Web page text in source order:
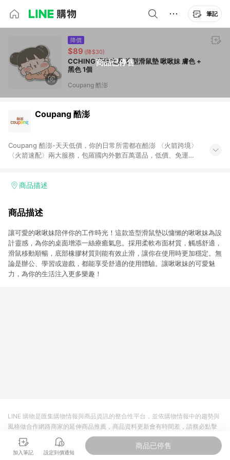
筆記
商品已停售
降價
$89 (降$30)
CCHING 青青文具 造型滑鼠墊 啾啾妹 膚色 +
黑色 1個
Coupang 酷澎
Coupang 酷澎
Coupang 酷澎-天天低價，你的日常所需都在酷澎 〈火箭跨境〉
〈火箭速配〉兩大服務，包羅國內外數百萬選品，低價、免運，
加入WOW會員告別湊免運，火箭速配、火箭跨境優質選品不限金
商品描述
商品描述
讓可愛的啾啾妹陪伴你的工作時光！這款造型滑鼠墊以慵懶的啾啾妹為設
計靈感，為你的桌面增添一絲療癒氣息。採用柔軟布面材質，觸感舒適，
滑鼠移動順暢，底部橡膠材質則能有效止滑，讓你在使用時更加穩定。無
論是辦公、學習或遊戲，都能享受舒適的使用體驗。讓啾啾妹的可愛魅
力，為你的生活注入更多樂趣！
加入筆記 設定到價通知
商品已停售
LINE 購物是匯集購物情報與商品資訊的整合性平台，並依購物情報中的趨勢與
風格做合作網路商家的延伸商品推薦，商品資料更新會有時間差，請務必點擊
商品至各合作網路商家，確認現售價與購物條件，一切資訊以合作廠商網頁為
準。